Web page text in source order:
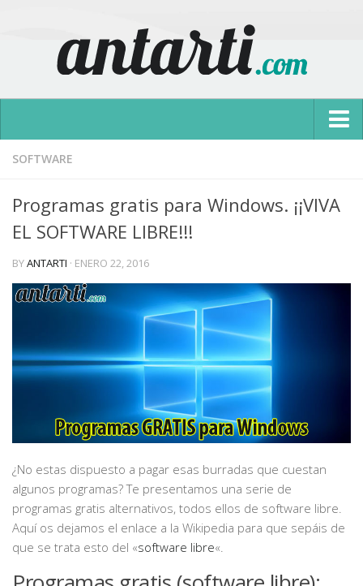
Inicio
Configuraciones
Opiniones
Hardware
TIENDA ONLINE
SOFTWARE
Programas gratis para Windows. ¡¡VIVA
EL SOFTWARE LIBRE!!!
BYANTARTI · ENERO 22, 2016
¿No estas dispuesto a pagar esas burradas que cuestan
algunos programas? Te presentamos una serie de
programas gratis alternativos, todos ellos de software libre.
Aquí os dejamos el enlace a la Wikipedia para que sepáis de
que se trata esto del «software libre«.